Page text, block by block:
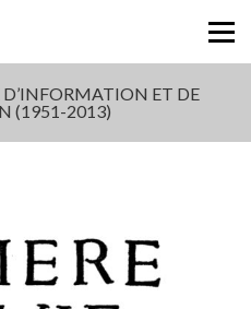
ET DE
(1951-2013)